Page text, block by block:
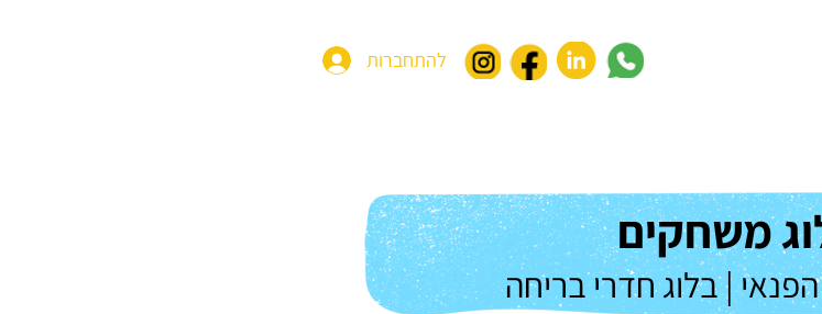
להתחברות
משחקים
| בלוג חדרי בריחה